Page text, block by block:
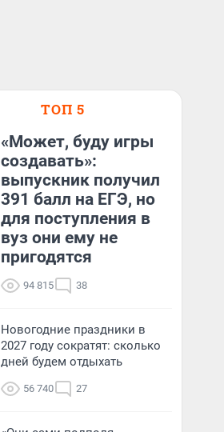
ТОП 5
«Может, буду игры
создавать»:
выпускник получил
391 балл на ЕГЭ, но
для поступления в
вуз они ему не
пригодятся
94 815 38
Новогодние праздники в
2027 году сократят: сколько
дней будем отдыхать
56 740 27